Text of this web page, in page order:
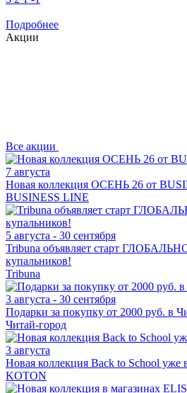
Подробнее
Акции
Все акции
7 августа
Новая коллекция ОСЕНЬ 26 от
BUSINESS LINE
5 августа - 30 сентября
Tribuna объявляет старт
купальников!
Tribuna
3 августа - 30 сентября
Подарки за покупку от 2000 руб. в
Читай-город
3 августа
Новая коллекция Back to School уже
KOTON